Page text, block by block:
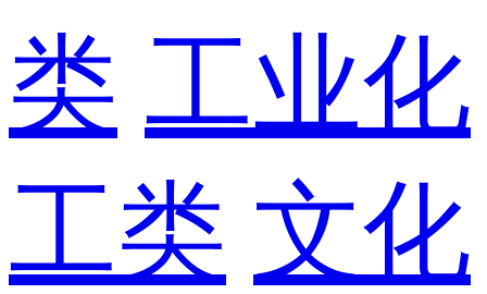
类 工业化
工类 文化